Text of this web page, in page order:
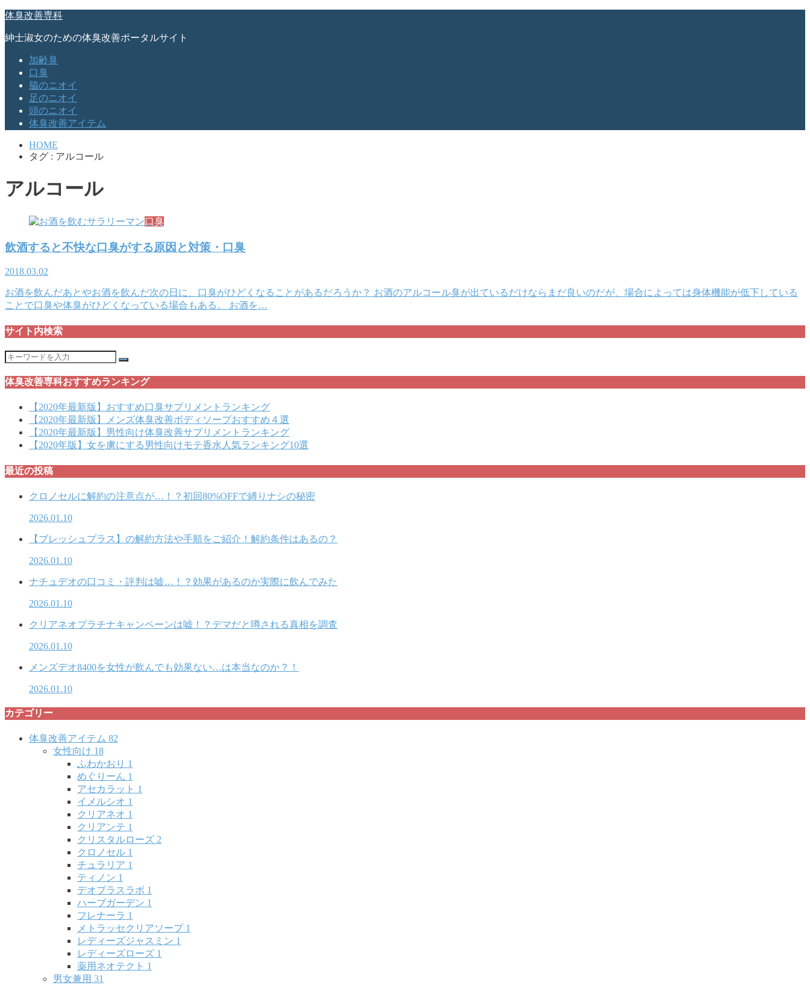
体臭改善専科
紳士淑女のための体臭改善ポータルサイト
加齢臭
口臭
脇のニオイ
足のニオイ
頭のニオイ
体臭改善アイテム
HOME
タグ : アルコール
アルコール
口臭
飲酒すると不快な口臭がする原因と対策・口臭
2018.03.02
お酒を飲んだあとやお酒を飲んだ次の日に、口臭がひどくなることがあるだろうか？ お酒のアルコール臭が出ているだけならまだ良いのだが、場合によっては身体機能が低下している
ことで口臭や体臭がひどくなっている場合もある。 お酒を…
サイト内検索
体臭改善専科おすすめランキング
【2020年最新版】おすすめ口臭サプリメントランキング
【2020年最新版】メンズ体臭改善ボディソープおすすめ４選
【2020年最新版】男性向け体臭改善サプリメントランキング
【2020年版】女を虜にする男性向けモテ香水人気ランキング10選
最近の投稿
クロノセルに解約の注意点が…！？初回80%OFFで縛りナシの秘密
2026.01.10
【ブレッシュプラス】の解約方法や手順をご紹介！解約条件はあるの？
2026.01.10
ナチュデオの口コミ・評判は嘘…！？効果があるのか実際に飲んでみた
2026.01.10
クリアネオプラチナキャンペーンは嘘！？デマだと噂される真相を調査
2026.01.10
メンズデオ8400を女性が飲んでも効果ない…は本当なのか？！
2026.01.10
カテゴリー
体臭改善アイテム 82
女性向け 18
ふわかおり 1
めぐりーん 1
アセカラット 1
イメルシオ 1
クリアネオ 1
クリアンテ 1
クリスタルローズ 2
クロノセル 1
チュラリア 1
ティノン 1
デオプラスラボ 1
ハーブガーデン 1
フレナーラ 1
メトラッセクリアソープ 1
レディーズジャスミン 1
レディーズローズ 1
薬用ネオテクト 1
男女兼用 31